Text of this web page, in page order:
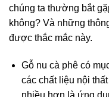
chúng ta thường bắt
không? Và những
được thắc mắc này.
Gỗ nu cà phê có
các chất liệu nội
nhiều hơn là ứng